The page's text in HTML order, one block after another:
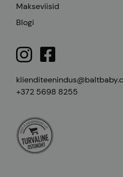
Makseviisid
Blogi
+372 5698 8255